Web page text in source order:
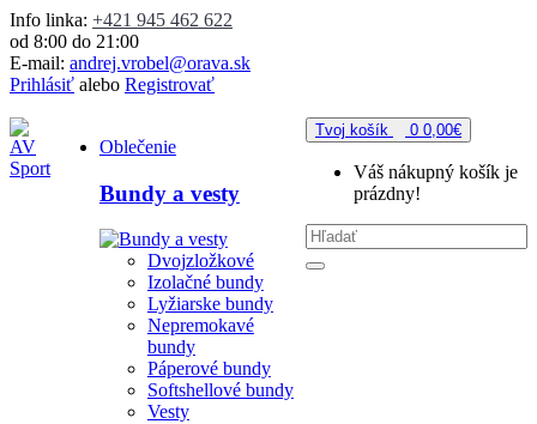
Info linka: +421 945 462 622
od 8:00 do 21:00
E-mail: andrej.vrobel@orava.sk
Prihlásiť alebo Registrovať
Oblečenie
Bundy a vesty
Dvojzložkové
Izolačné bundy
Lyžiarske bundy
Nepremokavé
bundy
Páperové bundy
Softshellové bundy
Vesty
Tvoj košík 0 0,00€
Váš nákupný košík je
prázdny!